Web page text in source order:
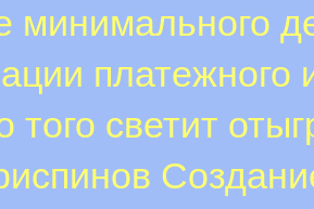
минимального
платежного
того светит